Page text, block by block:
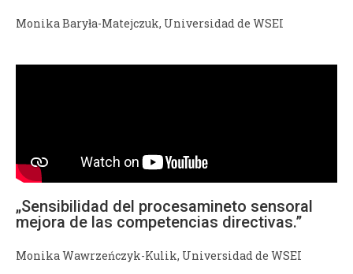
Monika Baryła-Matejczuk, Universidad de WSEI
„Sensibilidad del procesamineto sensoral
mejora de las competencias directivas.”
Monika Wawrzeńczyk-Kulik, Universidad de WSEI